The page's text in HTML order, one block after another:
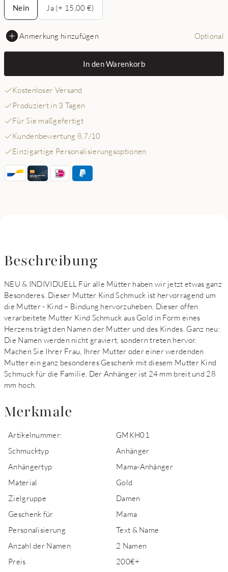
Nein
Ja (+ 15,00 €)
Anmerkung hinzufügen Optional
In den Warenkorb
Kostenloser Versand
Produziert in 3 Tagen
Für Sie maßgefertigt
Kundenbewertung 8,7/10
Einzigartige Personalisierungsoptionen
Beschreibung
NEU & INDIVIDUELL Für alle Mütter haben wir jetzt etwas ganz
Besonderes. Dieser Mutter Kind Schmuck ist hervorragend um
die Mutter - Kind – Bindung hervorzuheben. Dieser offen
verarbeitete Mutter Kind Schmuck aus Gold in Form eines
Herzens trägt den Namen der Mutter und des Kindes. Ganz neu:
Die Namen werden nicht graviert, sondern treten hervor.
Machen Sie Ihrer Frau, Ihrer Mutter oder einer werdenden
Mutter ein ganz besonderes Geschenk mit diesem Mutter Kind
Schmuck für die Familie. Der Anhänger ist 24 mm breit und 28
mm hoch.
Merkmale
Artikelnummer:
GMKH01
Schmucktyp
Anhänger
Anhängertyp
Mama-Anhänger
Material
Gold
Zielgruppe
Damen
Geschenk für
Mama
Personalisierung
Text & Name
Anzahl der Namen
2 Namen
Preis
200€+